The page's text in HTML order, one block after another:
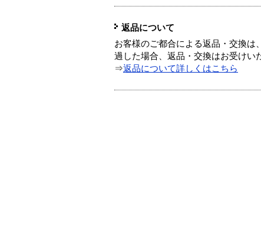
返品について
お客様のご都合による返品・交換は
過した場合、返品・交換はお受けい
⇒返品について詳しくはこちら